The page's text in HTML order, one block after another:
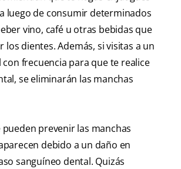
luego de consumir determinados
vino, café u otras bebidas que
los dientes. Además, si visitas a un
frecuencia para que te realice
se eliminarán las manchas
pueden prevenir las manchas
debido a un daño en
sanguíneo dental. Quizás